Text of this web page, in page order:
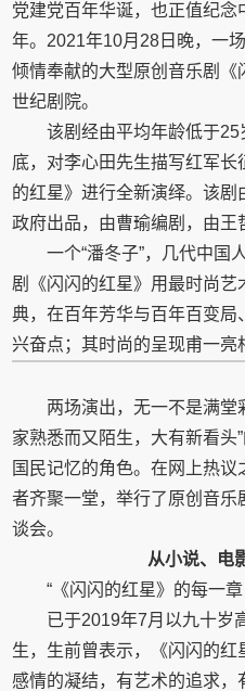
党建党百年华诞，也正值纪念
年。2021年10月28日晚，一
倾情奉献的大型原创音乐剧
世纪剧院。
该剧经由平均年龄低于25
底，对李心田先生描写红军长
的红星》进行全新演绎。该
政府出品，由曹瑜编剧，由王
一个“潘冬子”，几代中国
剧《闪闪的红星》用最时尚
典，在百年芳华与百年百变局
兴奋点；其时尚的呈现甫一亮
两场演出，无一不是满堂
家熟悉而又陌生，大有新看头
国民记忆的角色。在网上热
者齐聚一堂，举行了原创音
谈会。
从小说、电
“《闪闪的红星》的每一
已于2019年7月以九十岁
生，生前曾表示，《闪闪的
感情的凝结，有艺术的追求，